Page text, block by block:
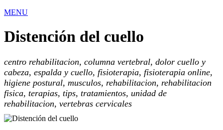
MENU
Distención del cuello
centro rehabilitacion, columna vertebral, dolor cuello y
cabeza, espalda y cuello, fisioterapia, fisioterapia online,
higiene postural, musculos, rehabilitacion, rehabilitacion
fisica, terapias, tips, tratamientos, unidad de
rehabilitacion, vertebras cervicales